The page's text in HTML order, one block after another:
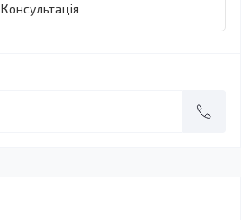
Консультація